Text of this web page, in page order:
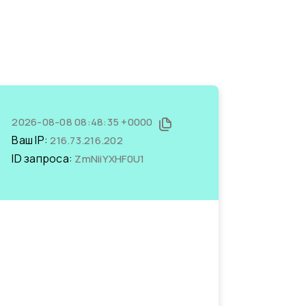
2026-08-08 08:48:35 +0000
Ваш IP:216.73.216.202
ID запроса: ZmNiiYXHF0U1